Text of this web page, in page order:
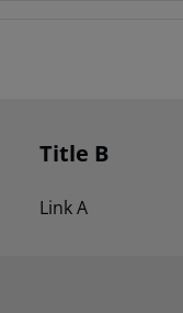
Title B
Link A